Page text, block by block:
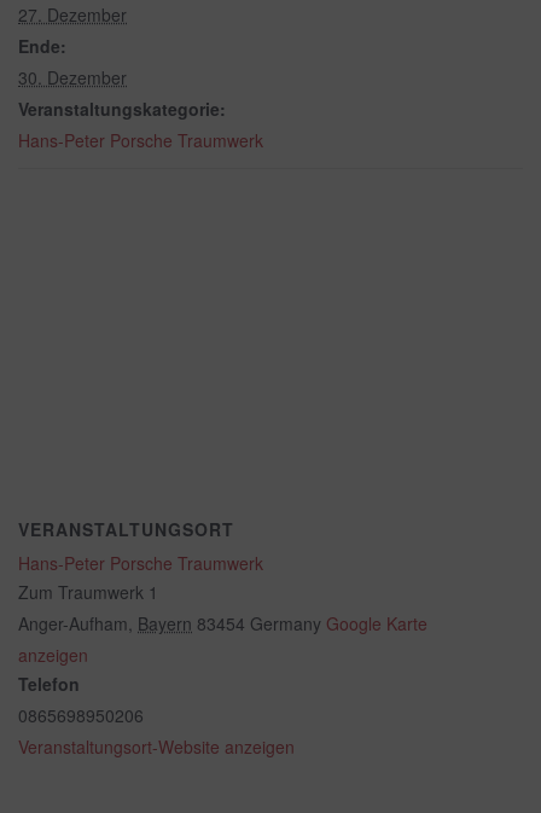
27. Dezember
Ende:
30. Dezember
Veranstaltungskategorie:
Hans-Peter Porsche Traumwerk
VERANSTALTUNGSORT
Hans-Peter Porsche Traumwerk
Zum Traumwerk 1
Anger-Aufham Bayern 83454 Germany Google Karte
anzeigen
Telefon
0865698950206
Veranstaltungsort-Website anzeigen